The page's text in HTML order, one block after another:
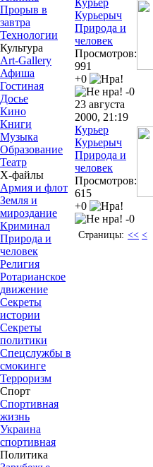
Прорыв в
завтра
Технологии
Культура
Art-Gallery
Афиша
Гостиная
Досье
Кино
Книги
Музыка
Образование
Театр
Х-файлы
Армия и флот
Земля и
мироздание
Криминал
Природа и
человек
Религия
Ротарианское
движение
Секреты
истории
Секреты
политики
Спецслужбы в
смокинге
Терроризм
Спорт
Спортивная
жизнь
Украина
спортивная
Политика
Курьерыч
Природа и
человек
Просмотров:
991
+0
-0
23 августа
2000, 21:19
Курьер
Курьерыч
Природа и
человек
Просмотров:
615
+0
-0
Страницы: << <